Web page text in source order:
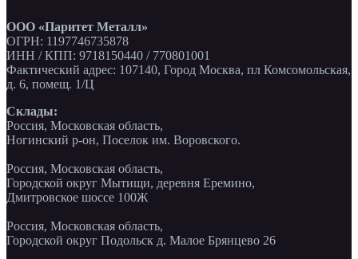
ООО «Паритет Металл»
ОГРН: 1197746735878
ИНН / КПП: 9718150440 / 770801001
Фактический адрес: 107140, Город Москва, пл Комсомольская,
д. 6, помещ. 1/Ц
Склады:
Россия, Московская область,
Ногинский р-он, Поселок им. Воровского.
Россия, Московская область,
Городской округ Мытищи, деревня Еремино,
Дмитровское шоссе 100Ж
Россия, Московская область,
Городской округ Подольск д. Малое Брянцево 26